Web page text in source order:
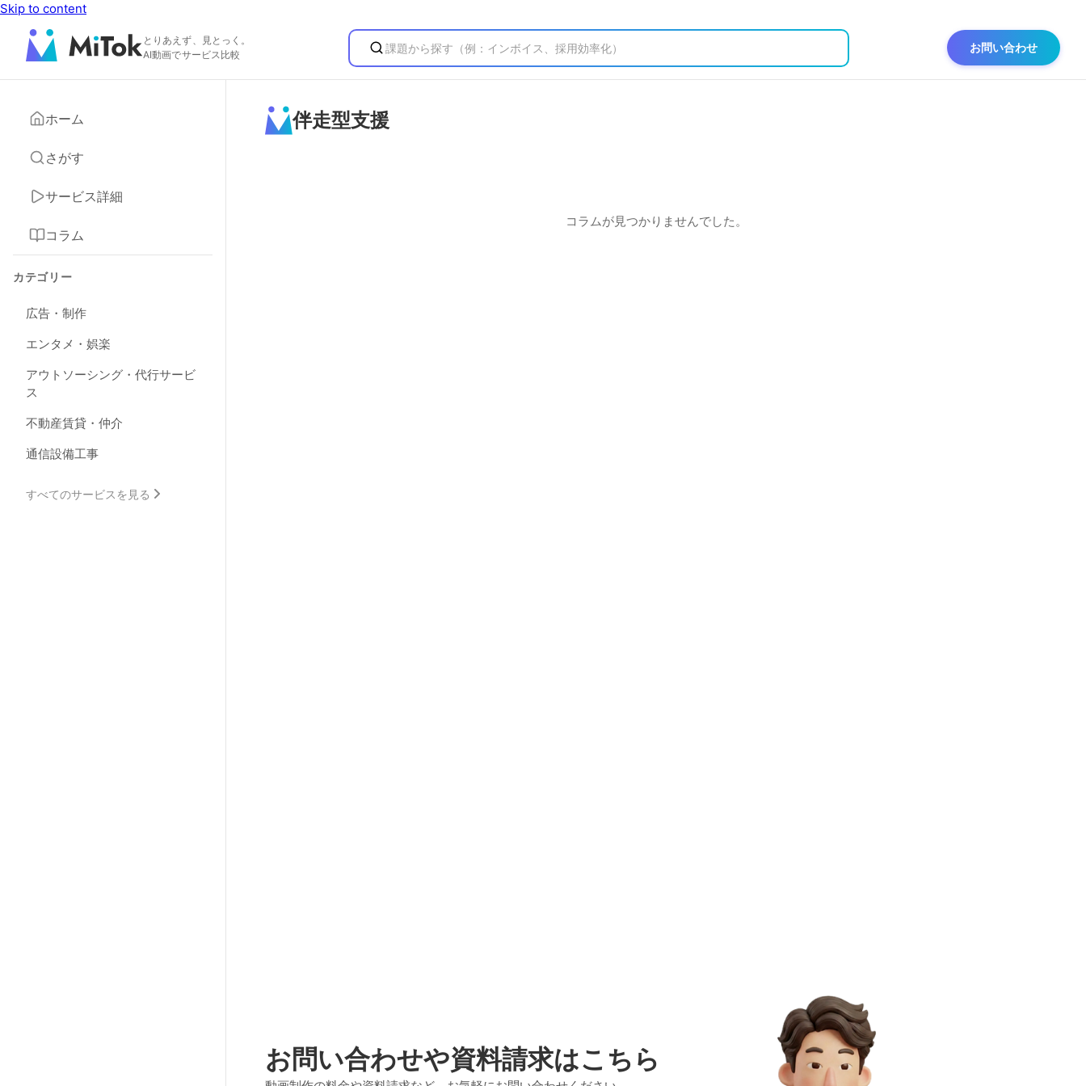
Skip to content
とりあえず、見とっく。
AI動画でサービス比較
お問い合わせ
ホーム
さがす
サービス詳細
コラム
カテゴリー
広告・制作
エンタメ・娯楽
アウトソーシング・代行サービ
ス
不動産賃貸・仲介
通信設備工事
すべてのサービスを見る
伴走型支援
コラムが見つかりませんでした。
お問い合わせや資料請求はこちら